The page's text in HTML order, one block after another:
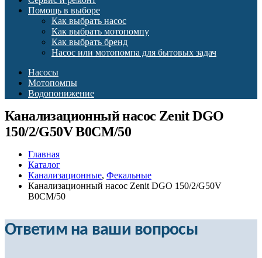
Помощь в выборе
Как выбрать насос
Как выбрать мотопомпу
Как выбрать бренд
Насос или мотопомпа для бытовых задач
Насосы
Мотопомпы
Водопонижение
Канализационный насос Zenit DGO
150/2/G50V B0CM/50
Главная
Каталог
Канализационные, Фекальные
Канализационный насос Zenit DGO 150/2/G50V
B0CM/50
Ответим на ваши вопросы